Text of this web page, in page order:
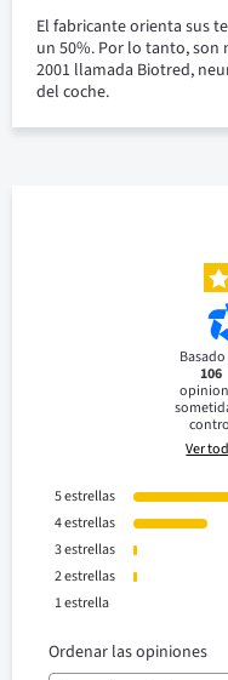
El fabricante orienta sus
un 50%. Por lo tanto, son
2001 llamada Biotred,
del coche.
Basado
106
Ver
5estrellas
4estrellas
3estrellas
2estrellas
1estrella
Ordenar las opiniones